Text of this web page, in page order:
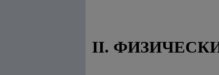
II.